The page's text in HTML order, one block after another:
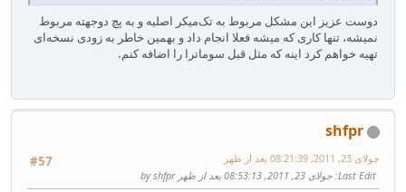
دوست عزیز این مشکل مربوط به تک‌میکر اصلیه و به پچ دوجهته مربوط
نمیشه، تنها کاری که میشه فعلا انجام داد و بهمین خاطر به زودی نسخه‌ای
تهیه خواهم کرد اینه که مثل قبل سوماترا را اضافه کنم.
shfpr
#57
جولای 23, 2011, 08:21:39 بعد از ظهر
Last Edit: جولای 23, 2011, 08:53:13 بعد از ظهر by shfpr